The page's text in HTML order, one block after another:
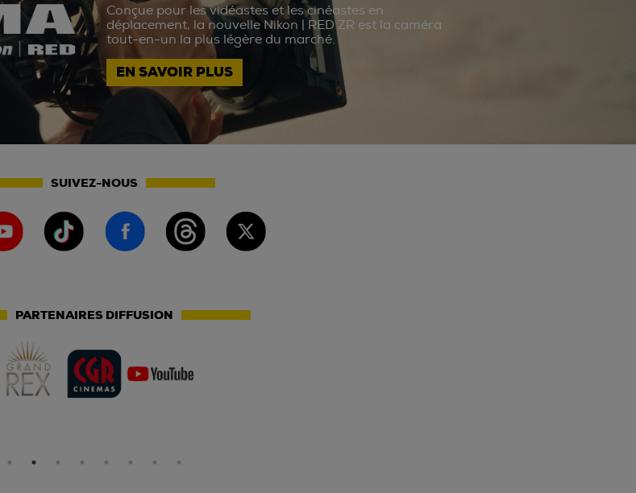
Conçue pour les vidéastes et les cinéastes en
déplacement, la nouvelle Nikon | RED ZR est la caméra
tout-en-un la plus légère du marché.
EN SAVOIR PLUS
SUIVEZ-NOUS
PARTENAIRES DIFFUSION